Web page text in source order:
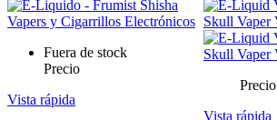
Fuera de stock
Precio
Vista rápida
Precio
Vista rápida